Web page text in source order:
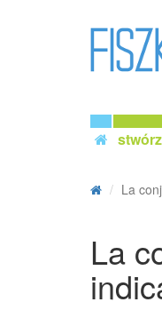
La
La